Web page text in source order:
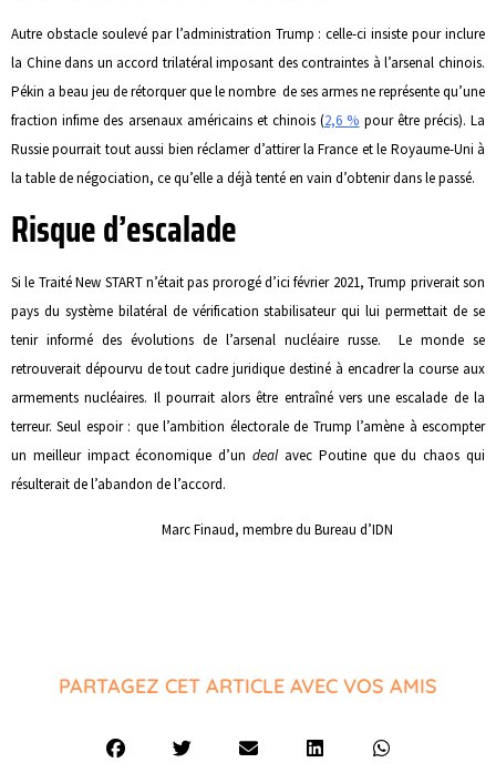
Autre obstacle soulevé par l’administration Trump : celle-ci insiste pour inclure
la Chine dans un accord trilatéral imposant des contraintes à l’arsenal chinois.
Pékin a beau jeu de rétorquer que le nombre de ses armes ne représente qu’une
fraction infime des arsenaux américains et chinois (2,6 % pour être précis). La
Russie pourrait tout aussi bien réclamer d’attirer la France et le Royaume-Uni à
la table de négociation, ce qu’elle a déjà tenté en vain d’obtenir dans le passé.
Risque d’escalade
Si le Traité New START n’était pas prorogé d’ici février 2021, Trump priverait son
pays du système bilatéral de vérification stabilisateur qui lui permettait de se
tenir informé des évolutions de l’arsenal nucléaire russe. Le monde se
retrouverait dépourvu de tout cadre juridique destiné à encadrer la course aux
armements nucléaires. Il pourrait alors être entraîné vers une escalade de la
terreur. Seul espoir : que l’ambition électorale de Trump l’amène à escompter
un meilleur impact économique d’undealavec Poutine que du chaos qui
résulterait de l’abandon de l’accord.
Marc Finaud, membre du Bureau d’IDN
PARTAGEZ CET ARTICLE AVEC VOS AMIS